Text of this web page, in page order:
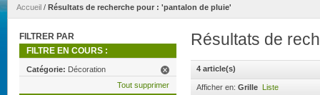
Accueil / Résultats de recherche pour : 'pantalon de pluie'
Résultats de
4 article(s)
Afficher en: Grille Liste
FILTRER PAR
FILTRE EN COURS :
Catégorie: Décoration
Tout supprimer